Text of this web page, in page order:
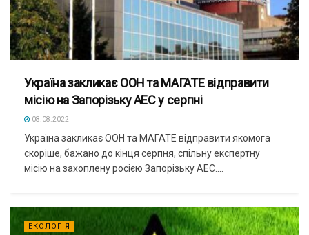
Україна закликає ООН та МАГАТЕ відправити
місію на Запорізьку АЕС у серпні
08.08.2022
Україна закликає ООН та МАГАТЕ відправити якомога
скоріше, бажано до кінця серпня, спільну експертну
місію на захоплену росією Запорізьку АЕС....
ЕКОЛОГІЯ